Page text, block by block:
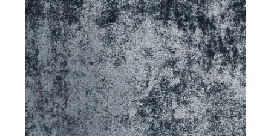
которые гармонично вписываются в ландшафтную
среду Гайворона.
Тротуарная плитка и брусчатка «Ромб»(40 и 60
мм), благодаря абсолютной симметрии элементов,
позволяет добиться выразительного визуального
эффекта на больших площадях. 3D-рисунок
покрытия, получаемый сочетанием нескольких
цветов, хорошо подходит для общественных
пространств, территорий возле торговых объектов и
стоянок легкового транспорта.